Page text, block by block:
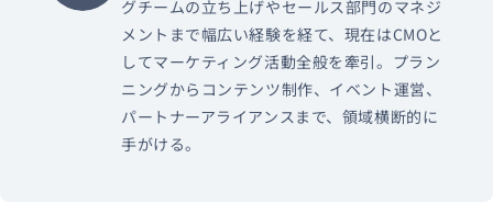
グチームの立ち上げやセールス部門のマネジ
メントまで幅広い経験を経て、現在はCMOと
してマーケティング活動全般を牽引。プラン
ニングからコンテンツ制作、イベント運営、
パートナーアライアンスまで、領域横断的に
手がける。